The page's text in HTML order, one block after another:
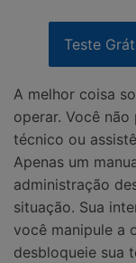
Teste
A melhor coisa
operar. Você
técnico ou
Apenas um
administração
situação. Sua
você manipule a
desbloqueie sua